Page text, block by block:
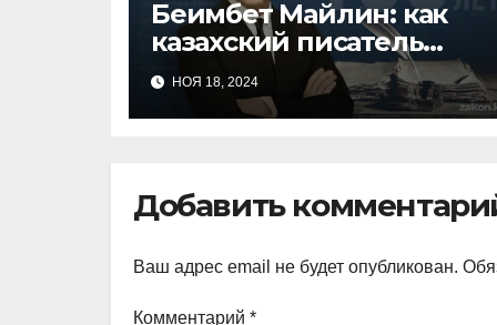
Беимбет Майлин: как
казахский писатель
вдохновлял в трудные
времена
НОЯ 18, 2024
Добавить
Ваш адрес email не будет опубликован.
Комментарий *